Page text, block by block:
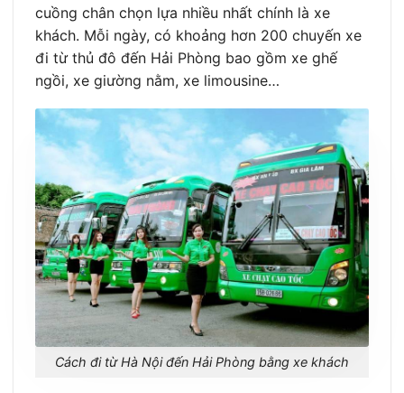
cuồng chân chọn lựa nhiều nhất chính là xe
khách. Mỗi ngày, có khoảng hơn 200 chuyến xe
đi từ thủ đô đến Hải Phòng bao gồm xe ghế
ngồi, xe giường nằm, xe limousine…
Cách đi từ Hà Nội đến Hải Phòng bằng xe khách